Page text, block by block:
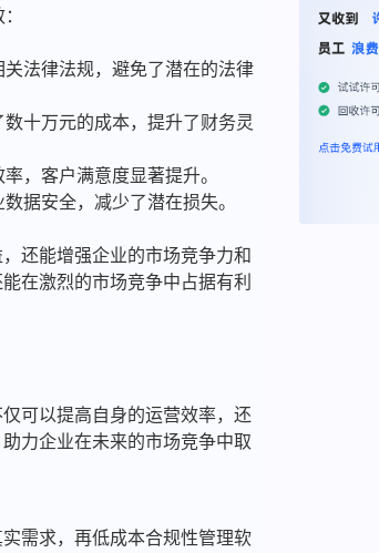
法律法规，避免了潜在的法律
十万元的成本，提升了财务灵
，客户满意度显著提升。
据安全，减少了潜在损失。
还能增强企业的市场竞争力和
在激烈的市场竞争中占据有利
可以提高自身的运营效率，还
力企业在未来的市场竞争中取
需求，再低成本合规性管理软